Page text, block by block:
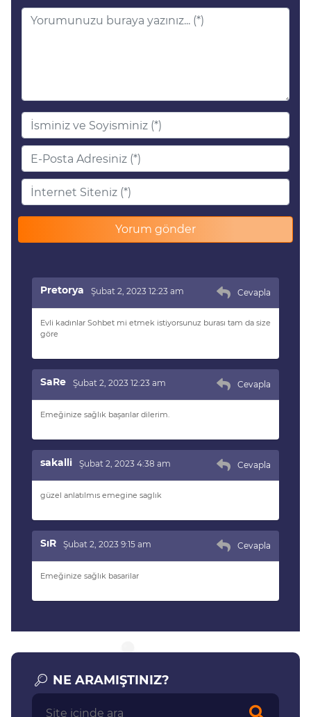
Pretorya Şubat 2, 2023 12:23 am Cevapla
Evli kadınlar Sohbet mi etmek istiyorsunuz burası tam da size
göre
SaRe Şubat 2, 2023 12:23 am Cevapla
Emeğinize sağlık başarılar dilerim.
sakalli Şubat 2, 2023 4:38 am Cevapla
güzel anlatılmıs emegine saglık
SıR Şubat 2, 2023 9:15 am Cevapla
Emeğinize sağlık basarilar
NE ARAMIŞTINIZ?